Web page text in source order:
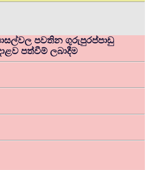
පවතින ගුරුපුරප්පාඩු
පත්වීම් ලබාදීම